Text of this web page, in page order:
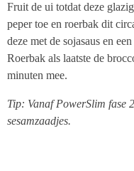
Fruit de ui totdat deze
peper toe en roerbak dit
deze met de sojasaus en
Roerbak als laatste de
minuten mee.
Tip: Vanaf PowerSlim fase
sesamzaadjes.